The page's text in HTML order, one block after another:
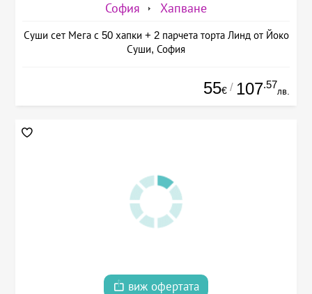
София Хапване
Суши сет Мега с 50 хапки + 2 парчета торта Линд от Йоко
Суши, София
55€ / 107.57
лв.
виж офертата